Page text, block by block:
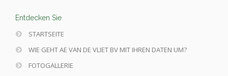
Entdecken Sie
STARTSEITE
WIE GEHT AE VAN DE VLIET BV MIT IHREN DATEN UM?
FOTOGALLERIE